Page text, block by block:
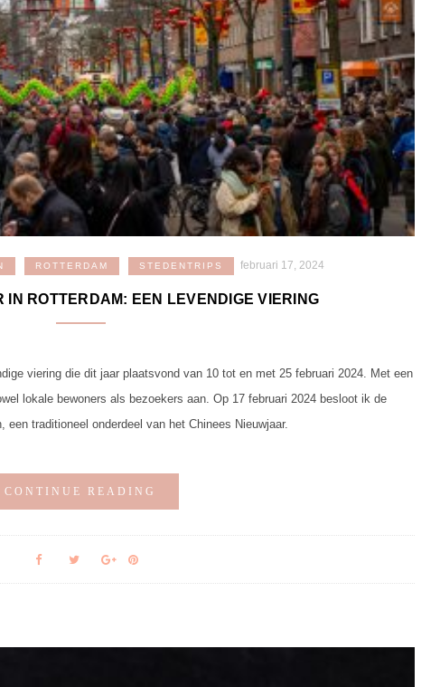
ROTTERDAM STEDENTRIPS februari 17, 2024
IN ROTTERDAM: EEN LEVENDIGE VIERING
viering die dit jaar plaatsvond van 10 tot en met 25 februari 2024. Met een
lokale bewoners als bezoekers aan. Op 17 februari 2024 besloot ik de
traditioneel onderdeel van het Chinees Nieuwjaar.
CONTINUE READING